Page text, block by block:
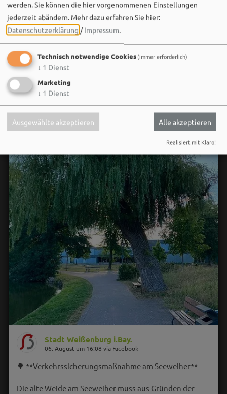
Wir sehen uns…
Stadt Weißenburg i.Bay.
06. August um 16:08 via Facebook
🌳 **Verkehrssicherungsmaßnahme am Seeweiher**
Die alte Weide am Seeweiher muss aus Gründen der
werden. Sie können die hier vorgenommenen Einstellungen
jederzeit abändern. Mehr dazu erfahren Sie hier:
Datenschutzerklärung /Impressum.
Technisch notwendige Cookies(immer erforderlich)
↓ 1 Dienst
Marketing
↓ 1 Dienst
Ausgewählte akzeptieren Alle akzeptieren
Realisiert mit Klaro!